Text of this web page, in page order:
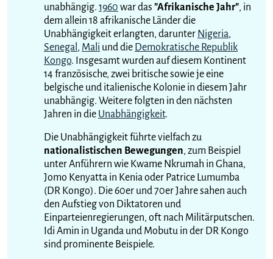
unabhängig. 1960 war das "Afrikanische Jahr", in
dem allein 18 afrikanische Länder die
Unabhängigkeit erlangten, darunter Nigeria,
Senegal , Mali und die Demokratische Republik
Kongo. Insgesamt wurden auf diesem Kontinent
14 französische, zwei britische sowie je eine
belgische und italienische Kolonie in diesem Jahr
unabhängig. Weitere folgten in den nächsten
Jahren in die Unabhängigkeit.
Die Unabhängigkeit führte vielfach zu
nationalistischen Bewegungen, zum Beispiel
unter Anführern wie Kwame Nkrumah in Ghana,
Jomo Kenyatta in Kenia oder Patrice Lumumba
(DR Kongo). Die 60er und 70er Jahre sahen auch
den Aufstieg von Diktatoren und
Einparteienregierungen, oft nach Militärputschen.
Idi Amin in Uganda und Mobutu in der DR Kongo
sind prominente Beispiele.